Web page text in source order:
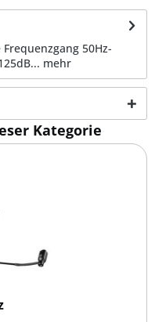
50Hz-
mehr
Kategorie